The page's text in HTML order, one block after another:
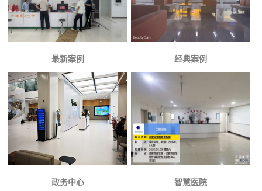
最新案例 经典案例
政务中心 智慧医院